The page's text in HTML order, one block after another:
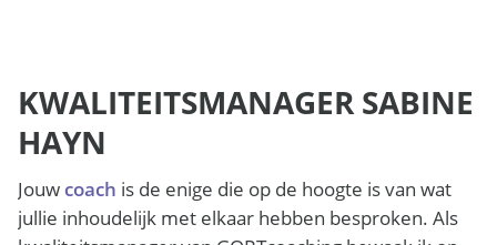
KWALITEITSMANAGER SABINE
HAYN
Jouw coach is de enige die op de hoogte is van wat
jullie inhoudelijk met elkaar hebben besproken. Als